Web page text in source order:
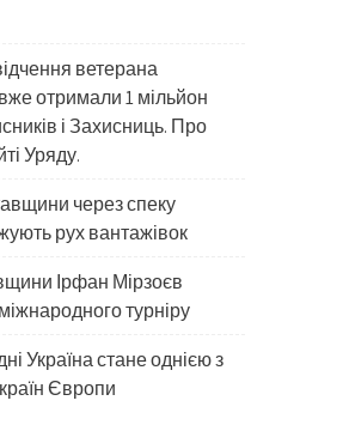
ветерана
отримали 1 мільйон
і Захисниць. Про
Уряду.
через спеку
рух вантажівок
Ірфан Мірзоєв
турніру
Україна стане однією з
Європи